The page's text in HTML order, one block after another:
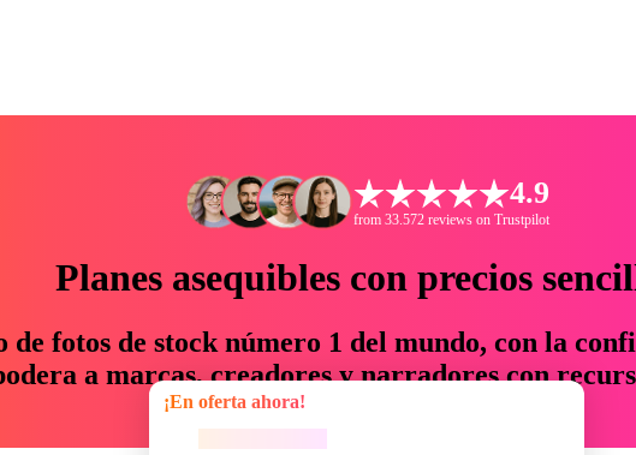
4.9
from 33.572 reviews on Trustpilot
Planes asequibles con precios
de fotos de stock número 1 del mundo, con la
a marcas, creadores y narradores con
un 76 % en tiempo y presupuesto.
¡En oferta ahora!